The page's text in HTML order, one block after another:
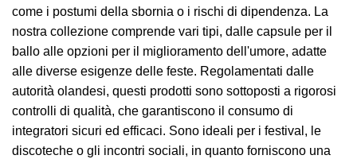
come i postumi della sbornia o i rischi di dipendenza. La
nostra collezione comprende vari tipi, dalle capsule per il
ballo alle opzioni per il miglioramento dell'umore, adatte
alle diverse esigenze delle feste. Regolamentati dalle
autorità olandesi, questi prodotti sono sottoposti a rigorosi
controlli di qualità, che garantiscono il consumo di
integratori sicuri ed efficaci. Sono ideali per i festival, le
discoteche o gli incontri sociali, in quanto forniscono una